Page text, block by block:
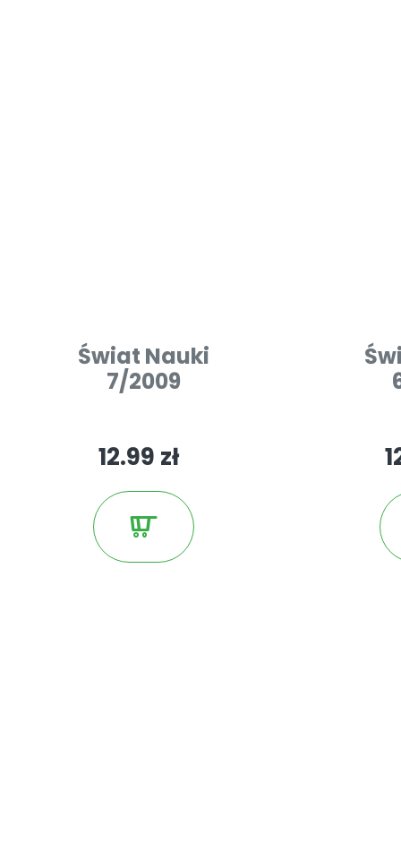
Świat Nauki
7/2009
12.99 zł